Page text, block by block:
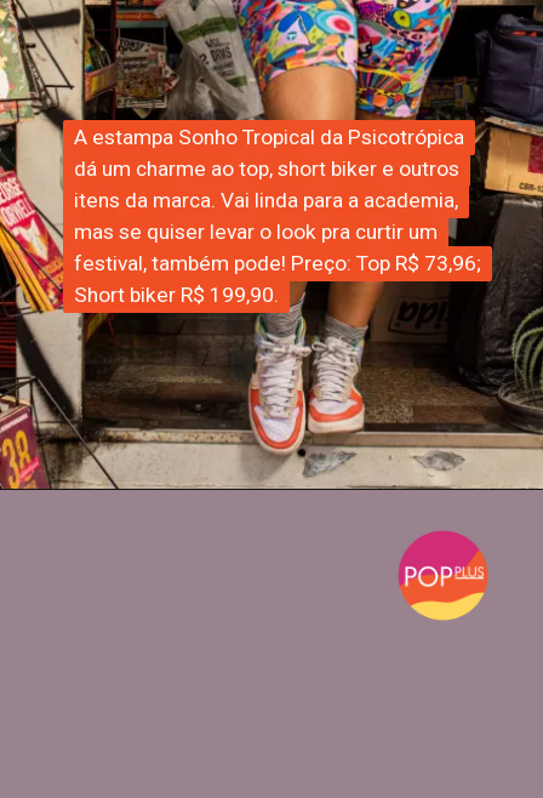
A estampa Sonho Tropical da Psicotrópica
dá um charme ao top, short biker e outros
itens da marca. Vai linda para a academia,
mas se quiser levar o look pra curtir um
festival, também pode! Preço: Top R$ 73,96;
Short biker R$ 199,90.
A estampa Sonho Tropical da Psicotrópica
dá um charme ao top, short biker e outros
itens da marca. Vai linda para a academia,
mas se quiser levar o look pra curtir um
festival, também pode! Preço: Top R$ 73,96;
Short biker R$ 199,90.